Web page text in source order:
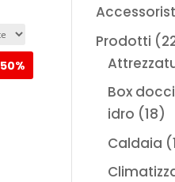
50%
Prodotti
Box
idro (18)
Caldaia